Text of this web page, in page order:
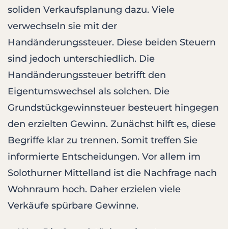
soliden Verkaufsplanung dazu. Viele
verwechseln sie mit der
Handänderungssteuer. Diese beiden Steuern
sind jedoch unterschiedlich. Die
Handänderungssteuer betrifft den
Eigentumswechsel als solchen. Die
Grundstückgewinnsteuer besteuert hingegen
den erzielten Gewinn. Zunächst hilft es, diese
Begriffe klar zu trennen. Somit treffen Sie
informierte Entscheidungen. Vor allem im
Solothurner Mittelland ist die Nachfrage nach
Wohnraum hoch. Daher erzielen viele
Verkäufe spürbare Gewinne.